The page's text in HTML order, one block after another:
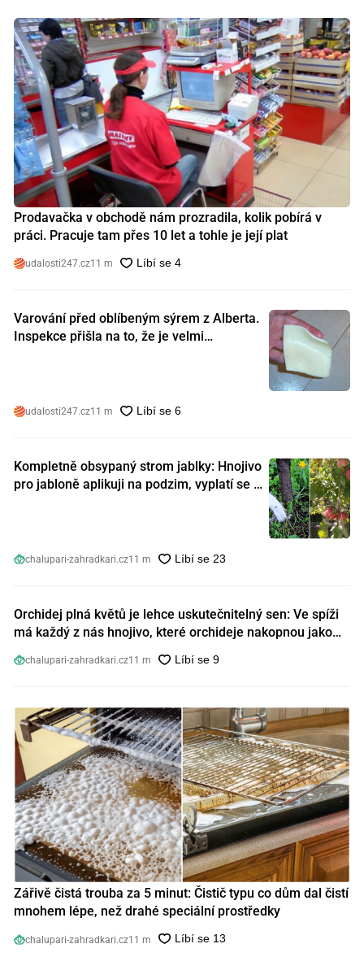
Prodavačka v obchodě nám prozradila, kolik pobírá v
práci. Pracuje tam přes 10 let a tohle je její plat
udalosti247.cz11 m
Varování před oblíbeným sýrem z Alberta.
Inspekce přišla na to, že je velmi
udalosti247.cz11 m
Kompletně obsypaný strom jablky: Hnojivo
pro jabloně aplikuji na podzim, vyplatí se s
chalupari-zahradkari.cz11 m
Orchidej plná květů je lehce uskutečnitelný sen: Ve spíži
má každý z nás hnojivo, které orchideje nakopnou jako
chalupari-zahradkari.cz11 m
Zářivě čistá trouba za 5 minut: Čistič typu co dům dal čistí
mnohem lépe, než drahé speciální prostředky
chalupari-zahradkari.cz11 m